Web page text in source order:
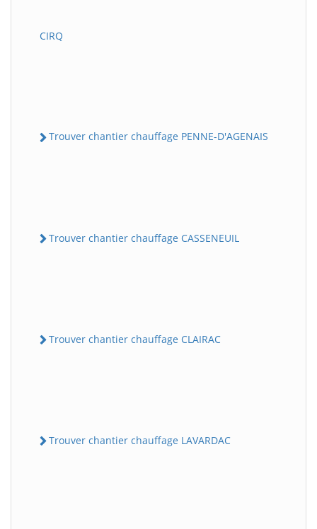
CIRQ
Trouver chantier chauffage PENNE-D'AGENAIS
Trouver chantier chauffage CASSENEUIL
Trouver chantier chauffage CLAIRAC
Trouver chantier chauffage LAVARDAC